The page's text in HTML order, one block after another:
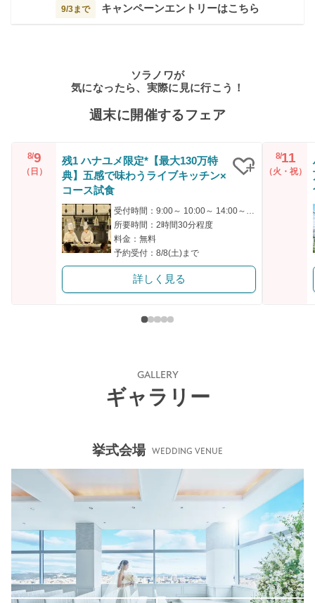
9/3まで キャンペーンエントリーはこちら
ソラノワが
気になったら、実際に見に行こう！
週末に開催するフェア
8/9
（日）
残1 ハナユメ限定*【最大130万特
典】五感で味わうライブキッチン×
コース試食
受付時間：9:00～ 10:00～ 14:00～ 15:00～
所要時間：2時間30分程度
料金：無料
予約受付：8/8(土)まで
詳しく見る
8/11
（火・祝）
GALLERY
ギャラリー
挙式会場 WEDDING VENUE